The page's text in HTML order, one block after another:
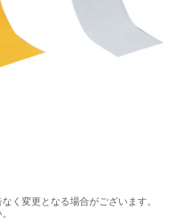
く変更となる場合がございます。